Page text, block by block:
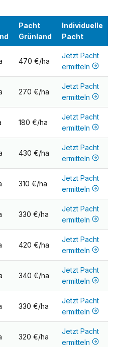
Pacht
Grünland
Individuelle
Pacht
470 €/ha
Jetzt Pacht
ermitteln
270 €/ha
Jetzt Pacht
ermitteln
180 €/ha
Jetzt Pacht
ermitteln
430 €/ha
Jetzt Pacht
ermitteln
310 €/ha
Jetzt Pacht
ermitteln
330 €/ha
Jetzt Pacht
ermitteln
420 €/ha
Jetzt Pacht
ermitteln
340 €/ha
Jetzt Pacht
ermitteln
330 €/ha
Jetzt Pacht
ermitteln
320 €/ha
Jetzt Pacht
ermitteln